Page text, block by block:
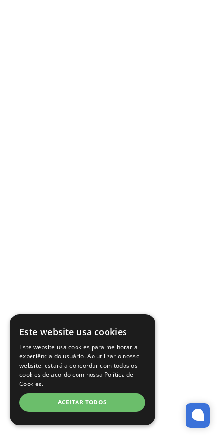
Este website usa cookies
Este website usa cookies para melhorar a
experiência do usuário. Ao utilizar o nosso
website, estará a concordar com todos os
cookies de acordo com nossa Política de
Cookies.
ACEITAR TODOS